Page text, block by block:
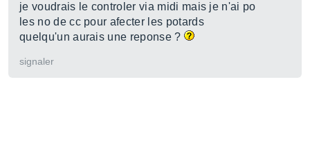
je voudrais le controler via midi mais je n'ai po
les no de cc pour afecter les potards
quelqu'un aurais une reponse ?
signaler